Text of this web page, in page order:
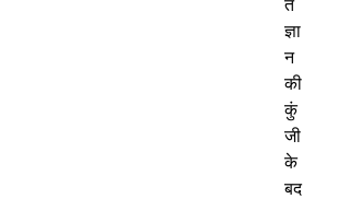
त
ज्ञा
न
की
कुं
जी
के
बद